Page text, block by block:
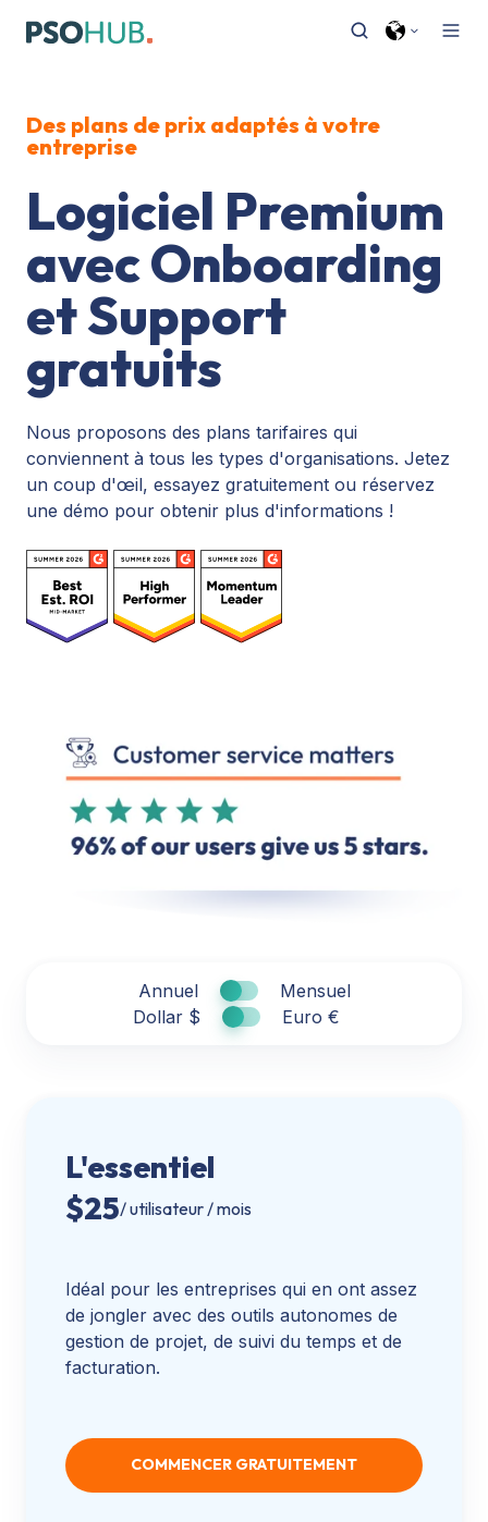
Des plans de prix adaptés à votre
entreprise
Logiciel Premium
avec Onboarding
et Support
gratuits
Nous proposons des plans tarifaires qui
conviennent à tous les types d'organisations. Jetez
un coup d'œil, essayez gratuitement ou réservez
une démo pour obtenir plus d'informations !
Annuel
Mensuel
Dollar $
Euro €
L'essentiel
$25/ utilisateur / mois
Idéal pour les entreprises qui en ont assez
de jongler avec des outils autonomes de
gestion de projet, de suivi du temps et de
facturation.
COMMENCER GRATUITEMENT